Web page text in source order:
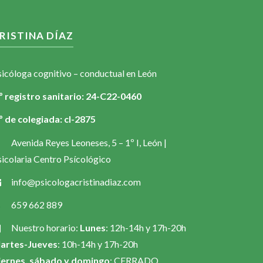
DÍAZ
cognitivo – conductual en León
registro sanitario: 24-C22-0460
de colegiada: cl-2875
Avenida Reyes Leoneses, 5 – 1º I, León |
Centro Psícológico
info@psicologacristinadiaz.com
659 662 889
Nuestro horario: Lunes: 12h-14h y 17h-20h
Jueves: 10h-14h y 17h-20h
sábado y domingo: CERRADO